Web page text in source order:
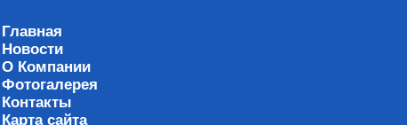
Главная
Новости
О Компании
Фотогалерея
Контакты
Карта сайта